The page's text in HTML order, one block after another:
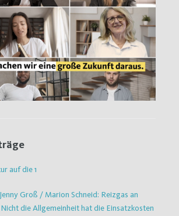
auf die 1
Groß / Marion Schneid: Reizgas an
die Allgemeinheit hat die Einsatzkosten